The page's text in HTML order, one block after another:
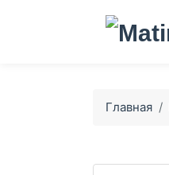
Главная